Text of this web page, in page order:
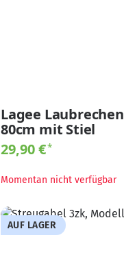
Lagee Laubrechen
80cm mit Stiel
29,90 €*
Momentan nicht verfügbar
AUF LAGER